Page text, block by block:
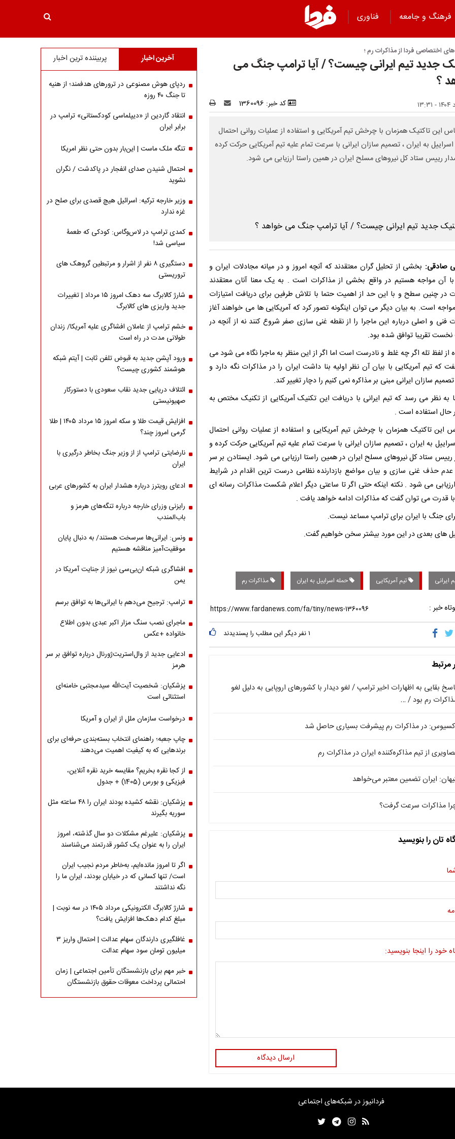
فرهنگ و جامعه
فناوری
اختصاصی فردا از مذاکرات رم ؛
جدید تیم ایرانی چیست؟ / آیا ترامپ جنگ می
؟
کد خبر: 1360096
این تاکتیک همزمان با چرخش تیم آمریکایی و استفاده از عملیات روانی احتمال
به ایران ، تصمیم سازان ایرانی با سرعت تمام علیه تیم آمریکایی حرکت کرده
رییس ستاد کل نیروهای مسلح ایران در همین راستا ارزیابی می شود.
صادقی: بخشی از تحلیل گران معتقدند که آنچه امروز و در میانه مجادلات ایران و
با آن مواجه هستیم در واقع بخشی از مذاکرات است . به یک معنا آنان معتقدند
در چنین سطح و با این حد از اهمیت حتما با تلاش طرفین برای دریافت امتیازات
است. به بیان دیگر می توان اینگونه تصور کرد که آمریکایی ها می خواهند آغاز
فنی و اصلی درباره این ماجرا را از نقطه غنی سازی صفر شروع کنند نه از آنچه در
نخست تقریبا توافق شده بود.
از لفظ تله اگر چه غلط و نادرست است اما اگر از این منظر به ماجرا نگاه می شود می
که تیم آمریکایی با بیان آن نظر اولیه بنا داشت ایران را در مذاکرات نگه دارد و
سازان ایرانی مبنی بر مذاکره نمی کنیم را دچار تغییر کند.
به نظر می رسد که تیم ایرانی با دریافت این تکنیک آمریکایی از تکنیک مختص به
حال استفاده است .
این تاکتیک همزمان با چرخش تیم آمریکایی و استفاده از عملیات روانی احتمال
به ایران ، تصمیم سازان ایرانی با سرعت تمام علیه تیم آمریکایی حرکت کرده و
ستاد کل نیروهای مسلح ایران در همین راستا ارزیابی می شود. ایستادن بر سر
حذف غنی سازی و بیان مواضع بازدارنده نظامی درست ترین اقدام در شرایط
می شود . نکته اینکه حتی اگر تا ساعتی دیگر اعلام شکست مذاکرات رسانه ای
قدرت می توان گفت که مذاکرات ادامه خواهد یافت .
جنگ با ایران برای ترامپ مساعد نیست.
های بعدی در این مورد بیشتر سخن خواهیم گفت.
ایرانی تیم آمریکایی حمله اسراییل به ایران مذاکرات رم
خبر :
۱نفر دیگر این مطلب را پسندیدند
مرتبط
بقایی به اظهارات اخیر ترامپ / لغو دیدار با کشورهای اروپایی به دلیل لغو
رم بود / …
در مذاکرات رم پیشرفت بسیاری حاصل شد
از تیم مذاکره‌کننده ایران در مذاکرات رم
ایران تضمین معتبر می‌خواهد
مذاکرات سرعت گرفت؟
تان را بنویسید
خود را اینجا بنویسید:
ارسال دیدگاه
آخرین اخبار پربیننده ترین اخبار
ردپای هوش مصنوعی در ترورهای هدفمند؛ از هنیه
تا جنگ ۴۰ روزه
انتقاد گاردین از «دیپلماسی کودکستانی» ترامپ در
برابر ایران
تنگه ملک ماست | این‌بار بدون حتی نظر امریکا
احتمال شنیدن صدای انفجار در پاکدشت / نگران
نشوید
وزیر خارجه ترکیه: اسرائیل هیچ قصدی برای صلح در
غزه ندارد
کمدی ترامپ در لاس‌وگاس: کودکی که طعمۀ
سیاسی شد!
دستگیری ۸ نفر از اشرار و مرتبطین گروهک های
تروریستی
شارژ کالابرگ سه دهک امروز ۱۵ مرداد | تغییرات
جدید واریزی های کالابرگ
خشم ترامپ از عاملان افشاگری‌ علیه آمریکا/ زندان
طولانی مدت در راه است
ورود آپشن جدید به قبوض تلفن ثابت | آیتم شبکه
هوشمند کشوری چیست؟
ائتلاف دریایی جدید نقاب سعودی با دستورکار
صهیونیستی
افزایش قیمت طلا و سکه امروز ۱۵ مرداد ۱۴۰۵ | طلا
گرمی امروز چند؟
نارضایتی ترامپ از از وزیر جنگ بخاطر درگیری با
ایران
ادعای رویترز درباره هشدار ایران به کشورهای عربی
رایزنی وزرای خارجه درباره تنگه‌های هرمز و
باب‌المندب
ونس: ایرانی‌ها سرسخت هستند/ به دنبال پایان
موفقیت‌آمیز مناقشه هستیم
افشاگری شبکه ان‌بی‌سی نیوز از جنایت آمریکا در
یمن
ترامپ: ترجیح می‌دهم با ایرانی‌‌ها به توافق برسم
ماجرای نصب سنگ مزار اکبر عبدی بدون اطلاع
خانواده +عکس
ادعایی جدید از وال‌استریت‌ژورنال درباره توافق بر سر
هرمز
پزشکیان: شخصیت آیت‌الله سیدمجتبی خامنه‌ای
استثنائی است
درخواست سازمان ملل از ایران و آمریکا
چاپ جعبه؛ راهنمای انتخاب بسته‌بندی حرفه‌ای برای
برندهایی که به کیفیت اهمیت می‌دهند
از کجا نقره بخریم؟ مقایسه خرید نقره آنلاین،
فیزیکی و بورس (1405) + جدول
پزشکیان: نقشه کشیده بودند ایران را ۴۸ ساعته مثل
سوریه بگیرند
پزشکیان: علیرغم مشکلات دو سال گذشته، امروز
ایران را به عنوان یک کشور قدرتمند می‌شناسند
اگر تا امروز مانده‌ایم، به‌خاطر مردم نجیب ایران
است/ تنها کسانی که در خیابان بودند، ایران ما را
نگه نداشتند
شارژ کالابرگ الکترونیکی مرداد ۱۴۰۵ در سه نوبت |
مبلغ کدام دهک‌ها افزایش یافت؟
غافلگیری دارندگان سهام عدالت | احتمال واریز ۳
میلیون تومان سود سهام عدالت
خبر مهم برای بازنشستگان تأمین اجتماعی | زمان
احتمالی پرداخت معوقات حقوق بازنشستگان
فردانیوز در شبکه‌های اجتماعی